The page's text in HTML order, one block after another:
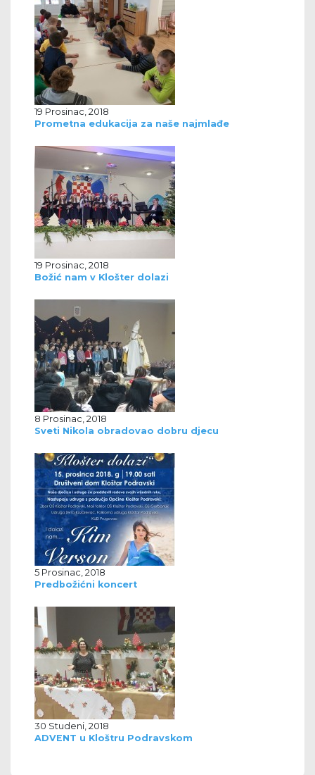
19 Prosinac, 2018
Prometna edukacija za naše najmlađe
19 Prosinac, 2018
Božić nam v Klošter dolazi
8 Prosinac, 2018
Sveti Nikola obradovao dobru djecu
5 Prosinac, 2018
Predbožićni koncert
30 Studeni, 2018
ADVENT u Kloštru Podravskom